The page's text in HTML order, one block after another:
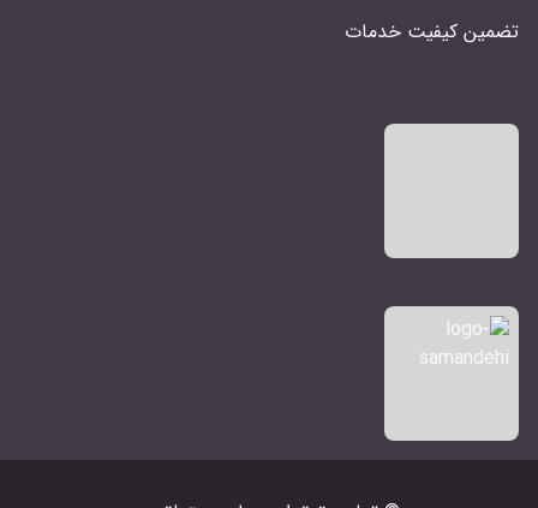
تضمین کیفیت خدمات